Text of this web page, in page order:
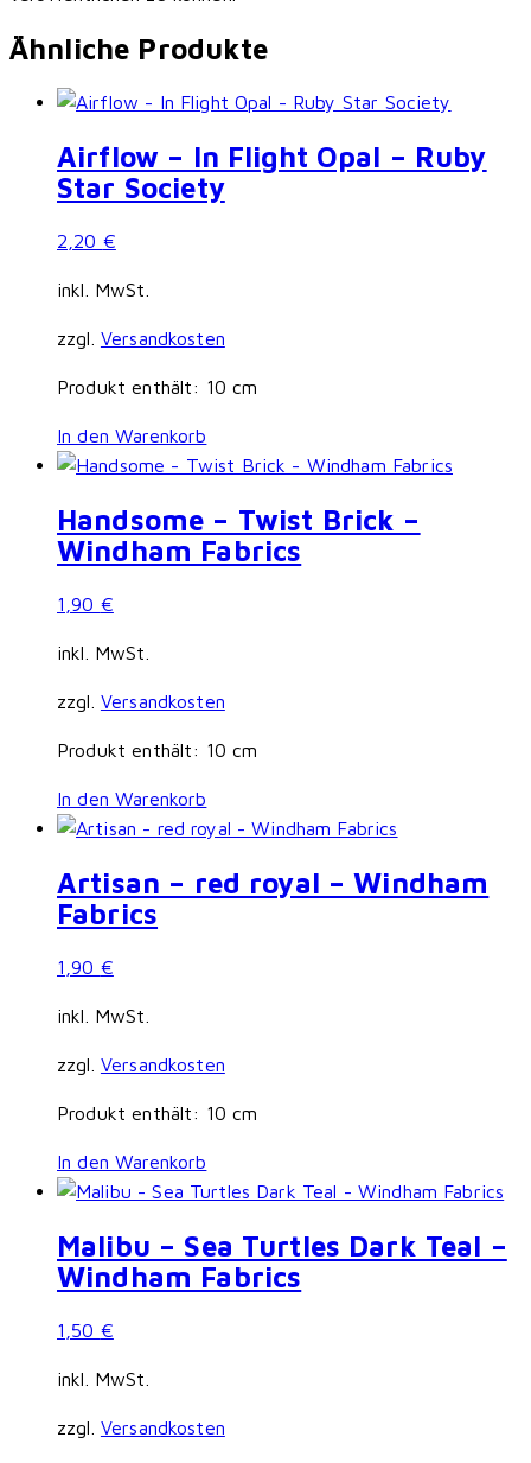
Ähnliche Produkte
Airflow – In Flight Opal – Ruby
Star Society
2,20 €
inkl. MwSt.
zzgl. Versandkosten
Produkt enthält: 10 cm
In den Warenkorb
Handsome – Twist Brick –
Windham Fabrics
1,90 €
inkl. MwSt.
zzgl. Versandkosten
Produkt enthält: 10 cm
In den Warenkorb
Artisan – red royal – Windham
Fabrics
1,90 €
inkl. MwSt.
zzgl. Versandkosten
Produkt enthält: 10 cm
In den Warenkorb
Malibu – Sea Turtles Dark Teal –
Windham Fabrics
1,50 €
inkl. MwSt.
zzgl. Versandkosten